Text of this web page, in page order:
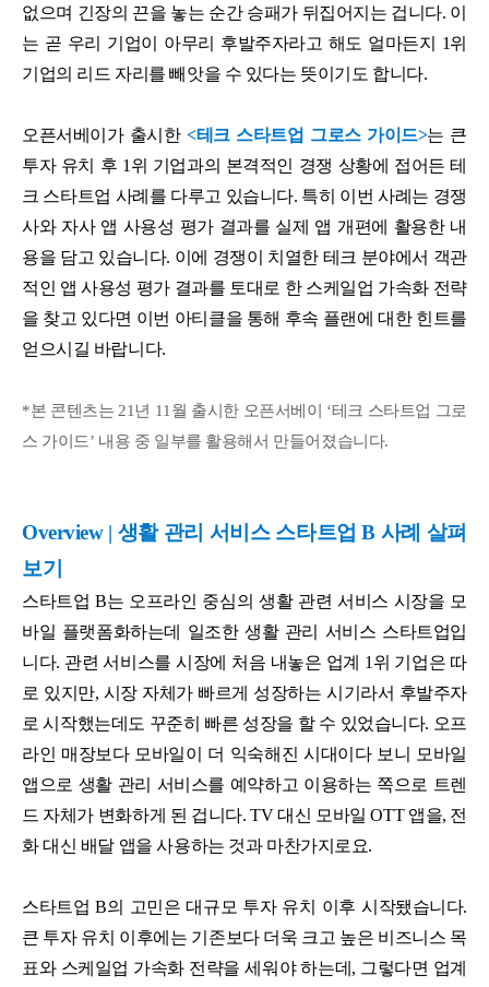
없으며 긴장의 끈을 놓는 순간 승패가 뒤집어지는 겁니다. 이
는 곧 우리 기업이 아무리 후발주자라고 해도 얼마든지 1위
기업의 리드 자리를 빼앗을 수 있다는 뜻이기도 합니다.
오픈서베이가 출시한<테크 스타트업 그로스 가이드>는 큰
투자 유치 후 1위 기업과의 본격적인 경쟁 상황에 접어든 테
크 스타트업 사례를 다루고 있습니다. 특히 이번 사례는 경쟁
사와 자사 앱 사용성 평가 결과를 실제 앱 개편에 활용한 내
용을 담고 있습니다. 이에 경쟁이 치열한 테크 분야에서 객관
적인 앱 사용성 평가 결과를 토대로 한 스케일업 가속화 전략
을 찾고 있다면 이번 아티클을 통해 후속 플랜에 대한 힌트를
얻으시길 바랍니다.
*본 콘텐츠는 21년 11월 출시한 오픈서베이 ‘테크 스타트업 그로
스 가이드’ 내용 중 일부를 활용해서 만들어졌습니다.
Overview | 생활 관리 서비스 스타트업 B 사례 살펴
보기
스타트업 B는 오프라인 중심의 생활 관련 서비스 시장을 모
바일 플랫폼화하는데 일조한 생활 관리 서비스 스타트업입
니다. 관련 서비스를 시장에 처음 내놓은 업계 1위 기업은 따
로 있지만, 시장 자체가 빠르게 성장하는 시기라서 후발주자
로 시작했는데도 꾸준히 빠른 성장을 할 수 있었습니다. 오프
라인 매장보다 모바일이 더 익숙해진 시대이다 보니 모바일
앱으로 생활 관리 서비스를 예약하고 이용하는 쪽으로 트렌
드 자체가 변화하게 된 겁니다. TV 대신 모바일 OTT 앱을, 전
화 대신 배달 앱을 사용하는 것과 마찬가지로요.
스타트업 B의 고민은 대규모 투자 유치 이후 시작됐습니다.
큰 투자 유치 이후에는 기존보다 더욱 크고 높은 비즈니스 목
표와 스케일업 가속화 전략을 세워야 하는데, 그렇다면 업계